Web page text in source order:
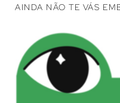
AINDA NÃO TE VÁS